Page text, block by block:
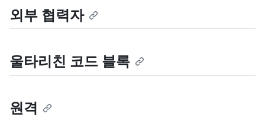
외부 협력자
울타리친 코드 블록
원격